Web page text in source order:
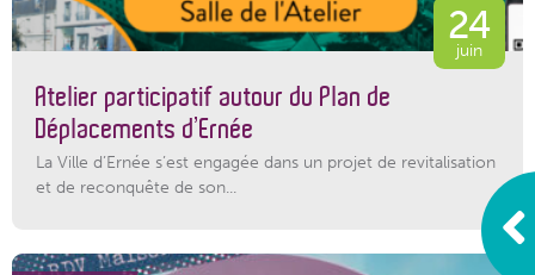
24
juin
Atelier participatif autour du Plan de
Déplacements d’Ernée
La Ville d’Ernée s’est engagée dans un projet de revitalisation
et de reconquête de son...